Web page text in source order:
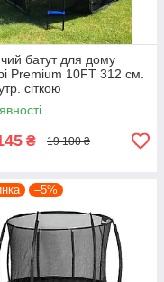
батут для дому
Premium 10FT 312 см.
сіткою
₴ 19 100 ₴
–5%